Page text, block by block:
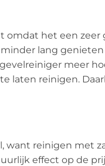
omdat het een zeer
lang
meer
laten reinigen.
reinigen met
effect op de